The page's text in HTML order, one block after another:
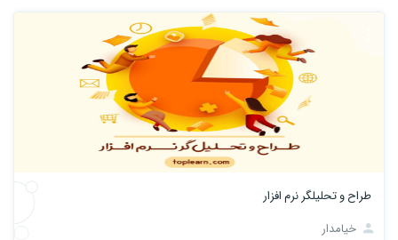
طراح و تحلیلگر نرم افزار
خیامدار